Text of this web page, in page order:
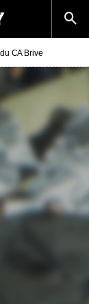
CA Brive